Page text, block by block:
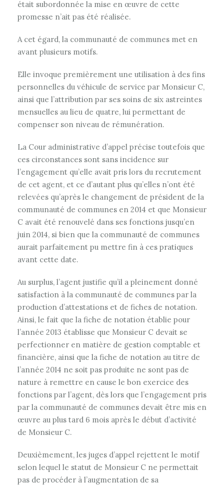
était subordonnée la mise en œuvre de cette
promesse n’ait pas été réalisée.
A cet égard, la communauté de communes met en
avant plusieurs motifs.
Elle invoque premièrement une utilisation à des fins
personnelles du véhicule de service par Monsieur C,
ainsi que l’attribution par ses soins de six astreintes
mensuelles au lieu de quatre, lui permettant de
compenser son niveau de rémunération.
La Cour administrative d’appel précise toutefois que
ces circonstances sont sans incidence sur
l’engagement qu’elle avait pris lors du recrutement
de cet agent, et ce d’autant plus qu’elles n’ont été
relevées qu’après le changement de président de la
communauté de communes en 2014 et que Monsieur
C avait été renouvelé dans ses fonctions jusqu’en
juin 2014, si bien que la communauté de communes
aurait parfaitement pu mettre fin à ces pratiques
avant cette date.
Au surplus, l’agent justifie qu’il a pleinement donné
satisfaction à la communauté de communes par la
production d’attestations et de fiches de notation.
Ainsi, le fait que la fiche de notation établie pour
l’année 2013 établisse que Monsieur C devait se
perfectionner en matière de gestion comptable et
financière, ainsi que la fiche de notation au titre de
l’année 2014 ne soit pas produite ne sont pas de
nature à remettre en cause le bon exercice des
fonctions par l’agent, dès lors que l’engagement pris
par la communauté de communes devait être mis en
œuvre au plus tard 6 mois après le début d’activité
de Monsieur C.
Deuxièmement, les juges d’appel rejettent le motif
selon lequel le statut de Monsieur C ne permettait
pas de procéder à l’augmentation de sa